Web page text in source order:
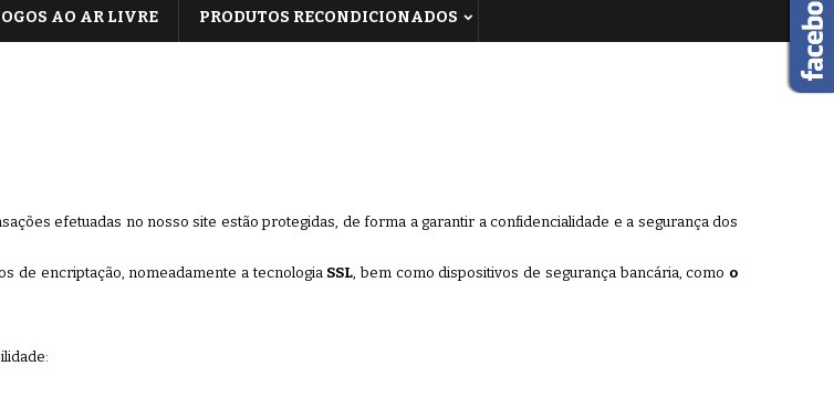
AO AR LIVRE PRODUTOS RECONDICIONADOS
efetuadas no nosso site estão protegidas, de forma a garantir a confidencialidade e a segurança dos
de encriptação, nomeadamente a tecnologia SSL, bem como dispositivos de segurança bancária, como o